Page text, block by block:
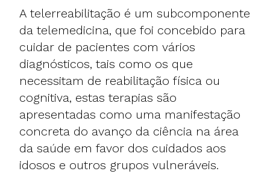
A telerreabilitação é um subcomponente
da telemedicina, que foi concebido para
cuidar de pacientes com vários
diagnósticos, tais como os que
necessitam de reabilitação física ou
cognitiva, estas terapias são
apresentadas como uma manifestação
concreta do avanço da ciência na área
da saúde em favor dos cuidados aos
idosos e outros grupos vulneráveis.